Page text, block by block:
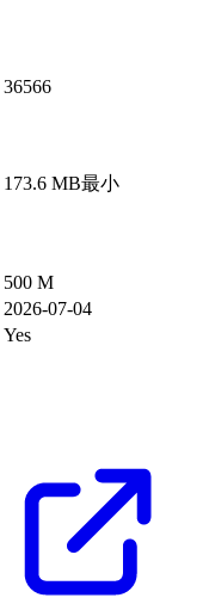
36566
173.6 MB最小
500 M
2026-07-04
Yes